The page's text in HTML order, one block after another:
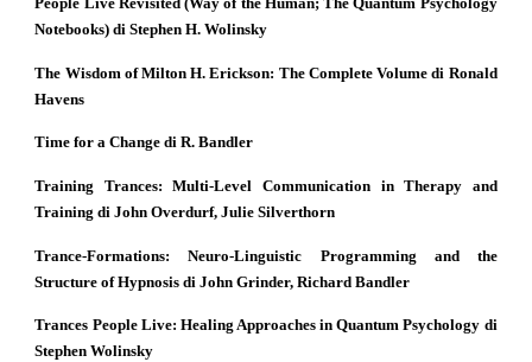
Notebooks) di Stephen H. Wolinsky
The Wisdom of Milton H. Erickson: The Complete Volume di Ronald
Havens
Time for a Change di R. Bandler
Training Trances: Multi-Level Communication in Therapy and
Training di John Overdurf, Julie Silverthorn
Trance-Formations: Neuro-Linguistic Programming and the
Structure of Hypnosis di John Grinder, Richard Bandler
Trances People Live: Healing Approaches in Quantum Psychology di
Stephen Wolinsky